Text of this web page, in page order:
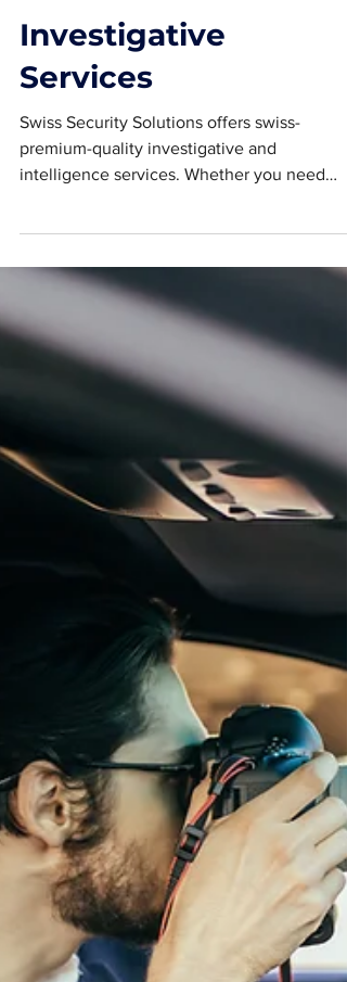
Investigative
Services
Swiss Security Solutions offers swiss-
premium-quality investigative and
intelligence services. Whether you need
comprehensive protection...